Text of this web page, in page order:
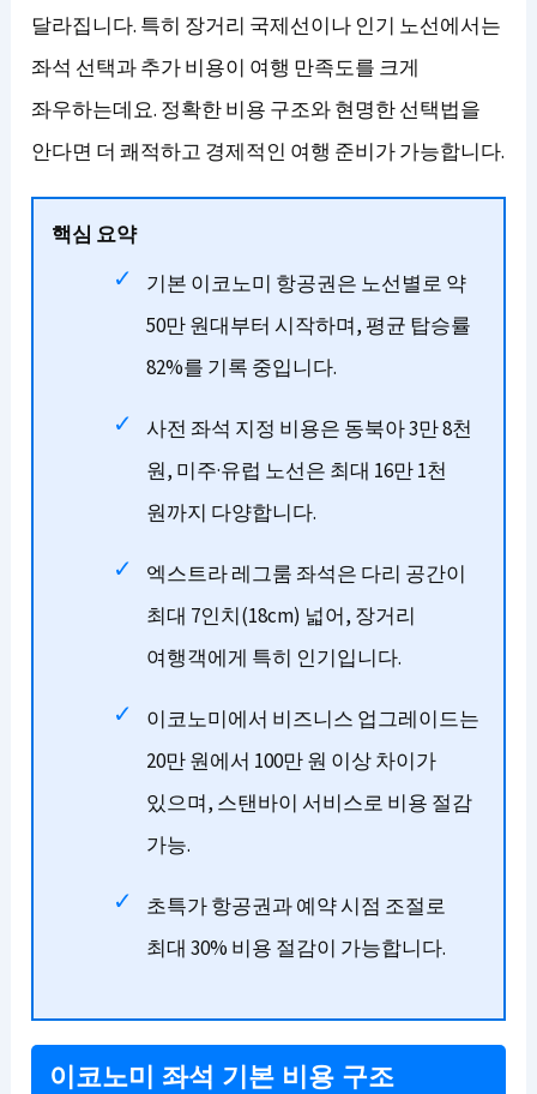
달라집니다. 특히 장거리 국제선이나 인기 노선에서는
좌석 선택과 추가 비용이 여행 만족도를 크게
좌우하는데요. 정확한 비용 구조와 현명한 선택법을
안다면 더 쾌적하고 경제적인 여행 준비가 가능합니다.
핵심 요약
기본 이코노미 항공권은 노선별로 약
50만 원대부터 시작하며, 평균 탑승률
82%를 기록 중입니다.
사전 좌석 지정 비용은 동북아 3만 8천
원, 미주·유럽 노선은 최대 16만 1천
원까지 다양합니다.
엑스트라 레그룸 좌석은 다리 공간이
최대 7인치(18cm) 넓어, 장거리
여행객에게 특히 인기입니다.
이코노미에서 비즈니스 업그레이드는
20만 원에서 100만 원 이상 차이가
있으며, 스탠바이 서비스로 비용 절감
가능.
초특가 항공권과 예약 시점 조절로
최대 30% 비용 절감이 가능합니다.
이코노미 좌석 기본 비용 구조